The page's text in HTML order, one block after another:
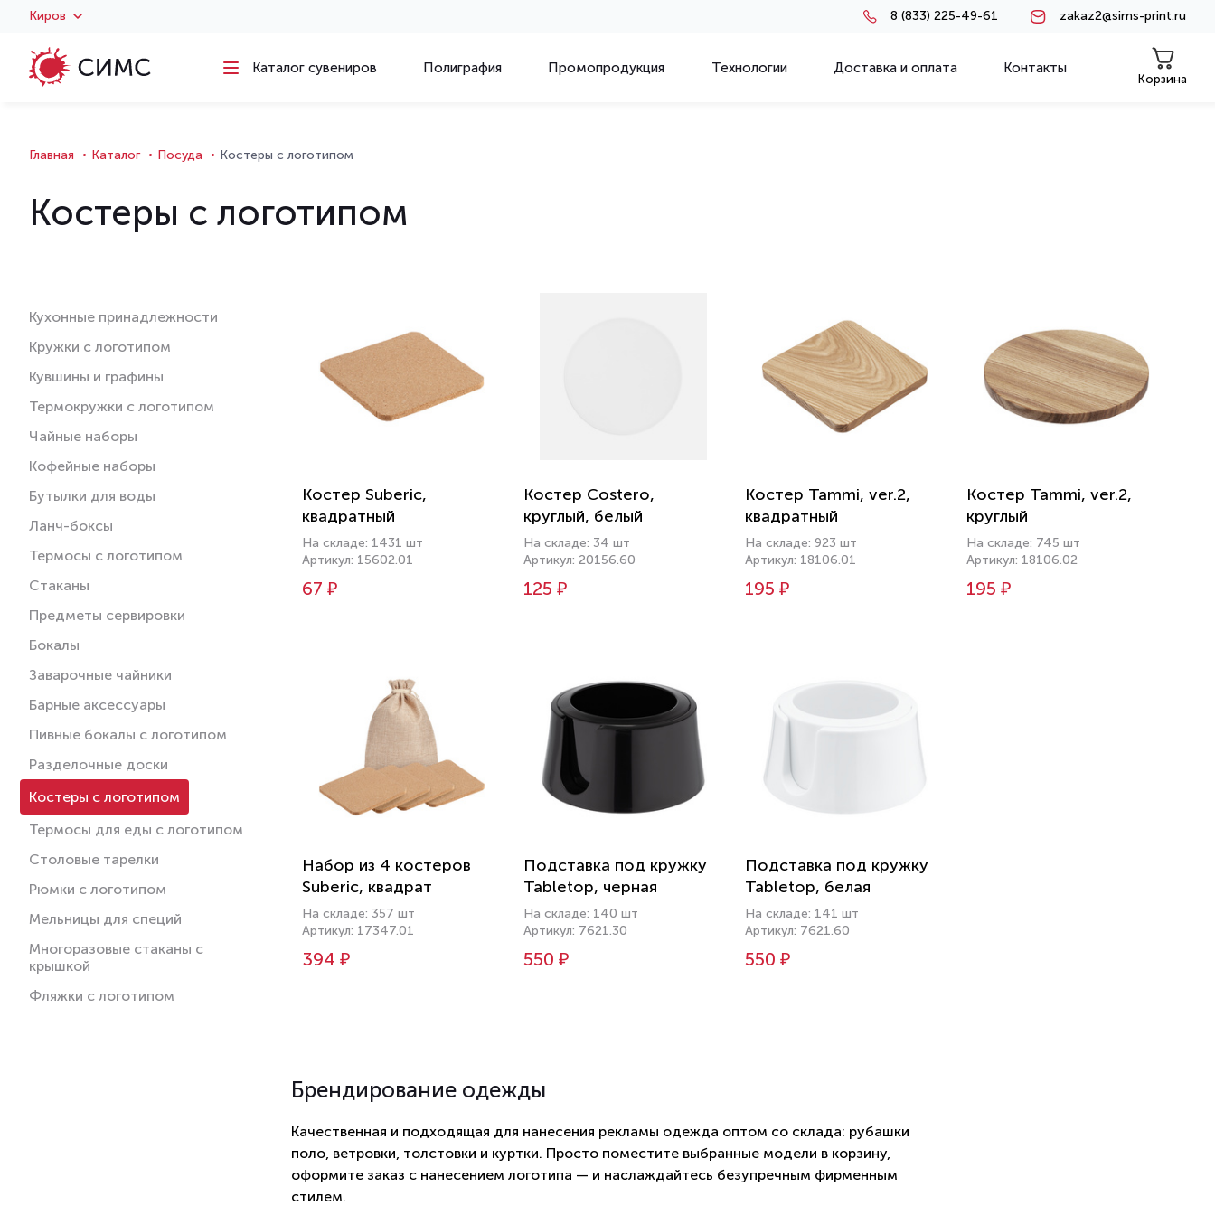
Киров 8 (833) 225-49-61 zakaz2@sims-print.ru
Каталог сувениров Полиграфия Промопродукция Технологии Доставка и оплата Контакты
Корзина
Главная Каталог Посуда Костеры с логотипом
Костеры с логотипом
Кухонные принадлежности
Кружки с логотипом
Кувшины и графины
Термокружки с логотипом
Чайные наборы
Кофейные наборы
Бутылки для воды
Ланч-боксы
Термосы с логотипом
Стаканы
Предметы сервировки
Бокалы
Заварочные чайники
Барные аксессуары
Пивные бокалы с логотипом
Разделочные доски
Костеры с логотипом
Термосы для еды с логотипом
Столовые тарелки
Рюмки с логотипом
Мельницы для специй
Многоразовые стаканы с
крышкой
Фляжки с логотипом
Костер Suberic,
квадратный
На складе: 1431 шт
Артикул: 15602.01
67 ₽
Костер Costero,
круглый, белый
На складе: 34 шт
Артикул: 20156.60
125 ₽
Костер Tammi, ver.2,
квадратный
На складе: 923 шт
Артикул: 18106.01
195 ₽
Костер Tammi, ver.2,
круглый
На складе: 745 шт
Артикул: 18106.02
195 ₽
Набор из 4 костеров
Suberic, квадрат
На складе: 357 шт
Артикул: 17347.01
394 ₽
Подставка под кружку
Tabletop, черная
На складе: 140 шт
Артикул: 7621.30
550 ₽
Подставка под кружку
Tabletop, белая
На складе: 141 шт
Артикул: 7621.60
550 ₽
Брендирование одежды
Качественная и подходящая для нанесения рекламы одежда оптом со склада: рубашки
поло, ветровки, толстовки и куртки. Просто поместите выбранные модели в корзину,
оформите заказ с нанесением логотипа — и наслаждайтесь безупречным фирменным
стилем.